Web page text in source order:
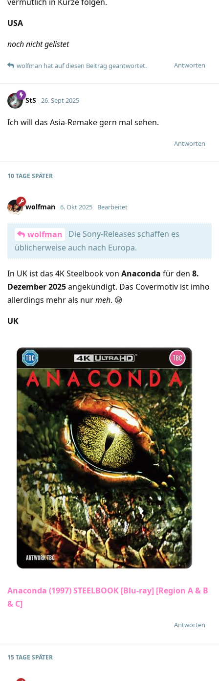
USA
noch nicht gelistet
Antworten
wolfman hatauf diesen Beitrag geantwortet.
StS 26. Sept 2025
Ich will das Asia-Remake gern mal sehen.
Antworten
10 TAGE SPÄTER
wolfman 6. Okt 2025 Bearbeitet
wolfman
Die Sony-Releases schaffen es
üblicherweise auch nach Europa.
In UK ist das 4K Steelbook von Anaconda für den 8.
Dezember 2025angekündigt. Das Covermotiv ist imho
allerdings mehr als nurmeh. 😪
UK
Anaconda (1997) STEELBOOK [Blu-ray] [Region A & B
& C]
Antworten
15 TAGE SPÄTER